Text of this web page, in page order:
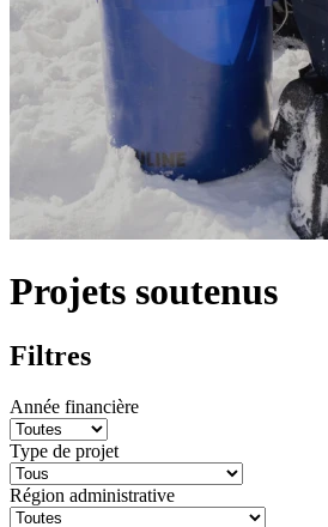
Projets soutenus
Filtres
Année financière
Type de projet
Région administrative